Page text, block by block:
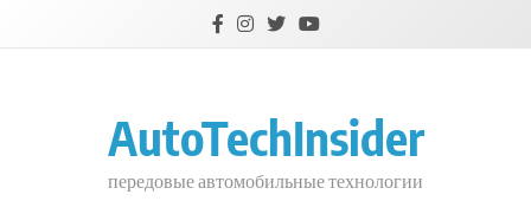
AutoTechInsider
передовые автомобильные технологии